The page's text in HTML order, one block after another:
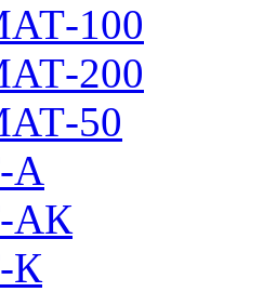
100
200
50
А
АК
К